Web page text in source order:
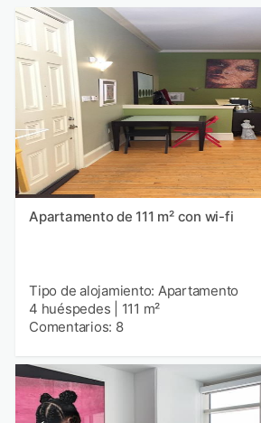
Apartamento de 111 m² con wi-fi
Tipo de alojamiento: Apartamento
4 huéspedes
111 m²
Comentarios: 8